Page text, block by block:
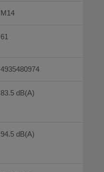
M14
61
4935480974
83.5 dB(A)
94.5 dB(A)